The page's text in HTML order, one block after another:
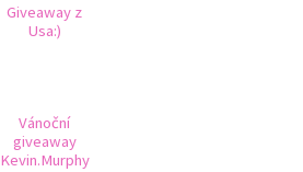
Giveaway z
Usa:)
Vánoční
giveaway
Kevin.Murphy